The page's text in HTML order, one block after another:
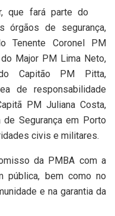
que fará parte do
órgãos de segurança,
Tenente Coronel PM
Major PM Lima Neto,
Capitão PM Pitta,
de responsabilidade
PM Juliana Costa,
de Segurança em Porto
civis e militares.
da PMBA com a
pública, bem como no
e na garantia da